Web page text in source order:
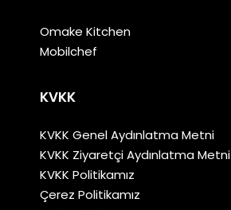
Omake Kitchen
Mobilchef
KVKK
KVKK Genel Aydınlatma Metni
KVKK Ziyaretçi Aydınlatma Metni
KVKK Politikamız
Çerez Politikamız